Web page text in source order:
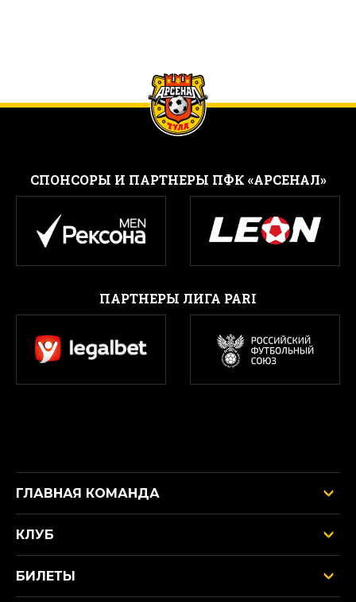
CПОНСОРЫ И ПАРТНЕРЫ ПФК «АРСЕНАЛ»
ПАРТНЕРЫ ЛИГА PARI
ГЛАВНАЯ КОМАНДА
КЛУБ
БИЛЕТЫ